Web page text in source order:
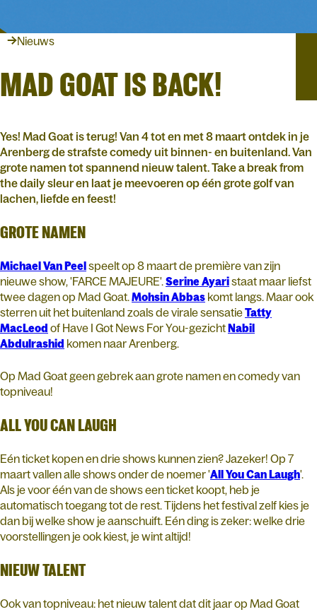
Nieuws
MAD GOAT IS BACK!
Yes! Mad Goat is terug! Van 4 tot en met 8 maart ontdek in je
Arenberg de strafste comedy uit binnen- en buitenland. Van
grote namen tot spannend nieuw talent. Take a break from
the daily sleur en laat je meevoeren op één grote golf van
lachen, liefde en feest!
GROTE NAMEN
Michael Van Peelspeelt op 8 maart de première van zijn
nieuwe show, 'FARCE MAJEURE'.SerineAyaristaat maar liefst
twee dagen op Mad Goat.MohsinAbbas komt langs. Maar ook
sterren uit het buitenland zoals de virale sensatieTatty
MacLeod of Have I Got News For You-gezichtNabil
Abdulrashid komen naar Arenberg.
Op Mad Goat geen gebrek aan grote namen en comedy van
topniveau!
ALL YOU CAN LAUGH
Eén ticket kopen en drie shows kunnen zien? Jazeker! Op 7
maart vallen alle shows onder de noemer 'All You Can Laugh'.
Als je voor één van de shows een ticket koopt, heb je
automatisch toegang tot de rest. Tijdens het festival zelf kies je
dan bij welke show je aanschuift. Eén ding is zeker: welke drie
voorstellingen je ook kiest, je wint altijd!
NIEUW TALENT
Ook van topniveau: het nieuw talent dat dit jaar op Mad Goat